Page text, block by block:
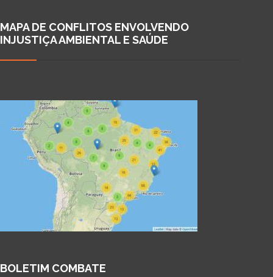
MAPA DE CONFLITOS ENVOLVENDO
INJUSTIÇA AMBIENTAL E SAÚDE
BOLETIM COMBATE